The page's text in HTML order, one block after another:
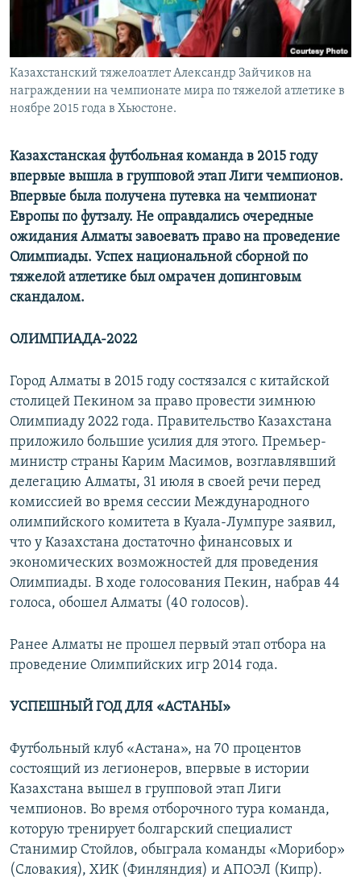
Казахстанский тяжелоатлет Александр Зайчиков на
награждении на чемпионате мира по тяжелой атлетике в
ноябре 2015 года в Хьюстоне.
Казахстанская футбольная команда в 2015 году
впервые вышла в групповой этап Лиги чемпионов.
Впервые была получена путевка на чемпионат
Европы по футзалу. Не оправдались очередные
ожидания Алматы завоевать право на проведение
Олимпиады. Успех национальной сборной по
тяжелой атлетике был омрачен допинговым
скандалом.
ОЛИМПИАДА-2022
Город Алматы в 2015 году состязался с китайской
столицей Пекином за право провести зимнюю
Олимпиаду 2022 года. Правительство Казахстана
приложило большие усилия для этого. Премьер-
министр страны Карим Масимов, возглавлявший
делегацию Алматы, 31 июля в своей речи перед
комиссией во время сессии Международного
олимпийского комитета в Куала-Лумпуре заявил,
что у Казахстана достаточно финансовых и
экономических возможностей для проведения
Олимпиады. В ходе голосования Пекин, набрав 44
голоса, обошел Алматы (40 голосов).
Ранее Алматы не прошел первый этап отбора на
проведение Олимпийских игр 2014 года.
УСПЕШНЫЙ ГОД ДЛЯ «АСТАНЫ»
Футбольный клуб «Астана», на 70 процентов
состоящий из легионеров, впервые в истории
Казахстана вышел в групповой этап Лиги
чемпионов. Во время отборочного тура команда,
которую тренирует болгарский специалист
Станимир Стойлов, обыграла команды «Морибор»
(Словакия), ХИК (Финляндия) и АПОЭЛ (Кипр).